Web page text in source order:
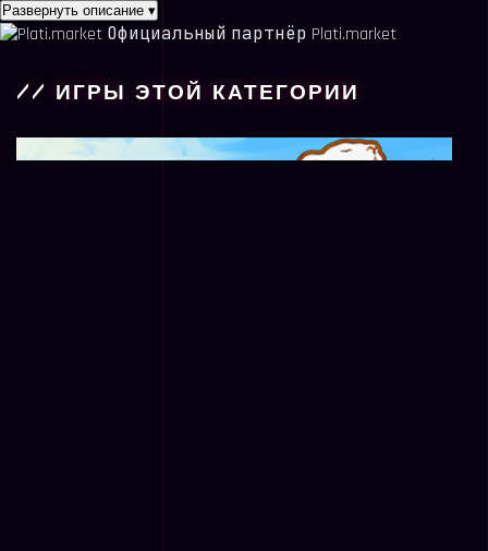
Развернуть описание ▾
Официальный партнёр Plati.market
// ИГРЫ ЭТОЙ КАТЕГОРИИ